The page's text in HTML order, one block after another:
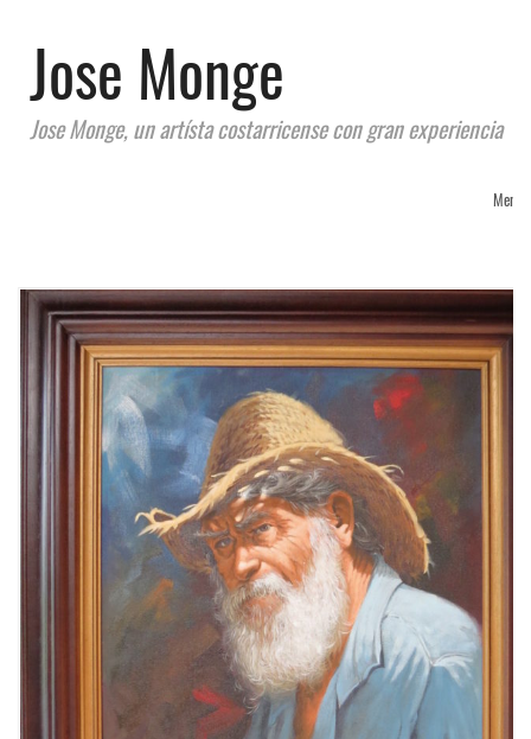
Jose Monge
Jose Monge, un artísta costarricense con gran experiencia
Menu